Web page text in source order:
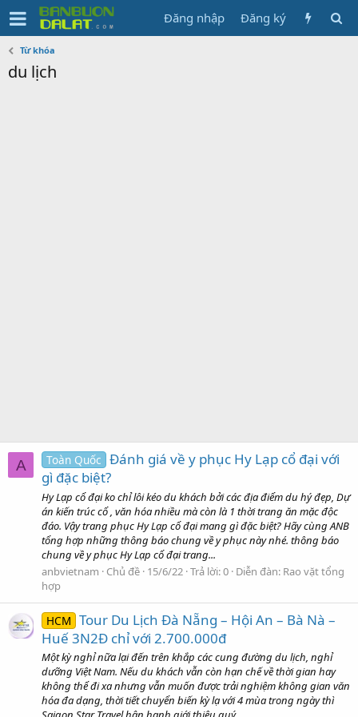
Đăng nhập Đăng ký
Từ khóa
du lịch
A Toàn Quốc Đánh giá về y phục Hy Lạp cổ đại với
gì đặc biệt?
Hy Lạp cổ đại ko chỉ lôi kéo du khách bởi các địa điểm du hý đẹp, Dự
án kiến trúc cổ , văn hóa nhiều mà còn là 1 thời trang ăn mặc độc
đáo. Vậy trang phục Hy Lạp cổ đại mang gì đặc biệt? Hãy cùng ANB
tổng hợp những thông báo chung về y phục này nhé. thông báo
chung về y phục Hy Lạp cổ đại trang...
anbvietnam
Chủ đề 15/6/22 Trả lời: 0 Diễn đàn: Rao vặt tổng
hợp
HCM Tour Du Lịch Đà Nẵng – Hội An – Bà Nà –
Huế 3N2Đ chỉ với 2.700.000đ
Một kỳ nghỉ nữa lại đến trên khắp các cung đường du lịch, nghỉ
dưỡng Việt Nam. Nếu du khách vẫn còn hạn chế về thời gian hay
không thể đi xa nhưng vẫn muốn được trải nghiệm không gian văn
hóa đa dạng, thời tiết chuyển biến kỳ lạ với 4 mùa trong ngày thì